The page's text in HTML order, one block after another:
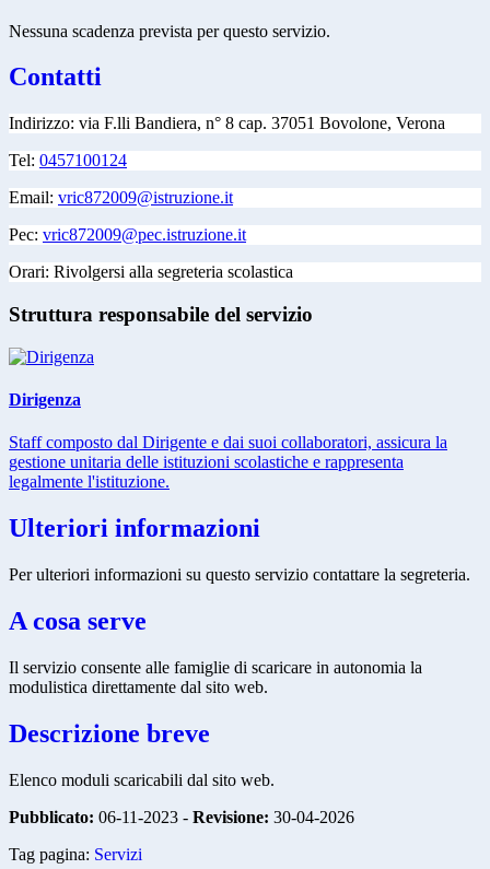
Nessuna scadenza prevista per questo servizio.
Contatti
Indirizzo: via F.lli Bandiera, n° 8 cap. 37051 Bovolone, Verona
Tel: 0457100124
Email: vric872009@istruzione.it
Pec: vric872009@pec.istruzione.it
Orari: Rivolgersi alla segreteria scolastica
Struttura responsabile del servizio
Dirigenza
Staff composto dal Dirigente e dai suoi collaboratori, assicura la
gestione unitaria delle istituzioni scolastiche e rappresenta
legalmente l'istituzione.
Ulteriori informazioni
Per ulteriori informazioni su questo servizio contattare la segreteria.
A cosa serve
Il servizio consente alle famiglie di scaricare in autonomia la
modulistica direttamente dal sito web.
Descrizione breve
Elenco moduli scaricabili dal sito web.
Pubblicato: 06-11-2023 - Revisione: 30-04-2026
Tag pagina: Servizi